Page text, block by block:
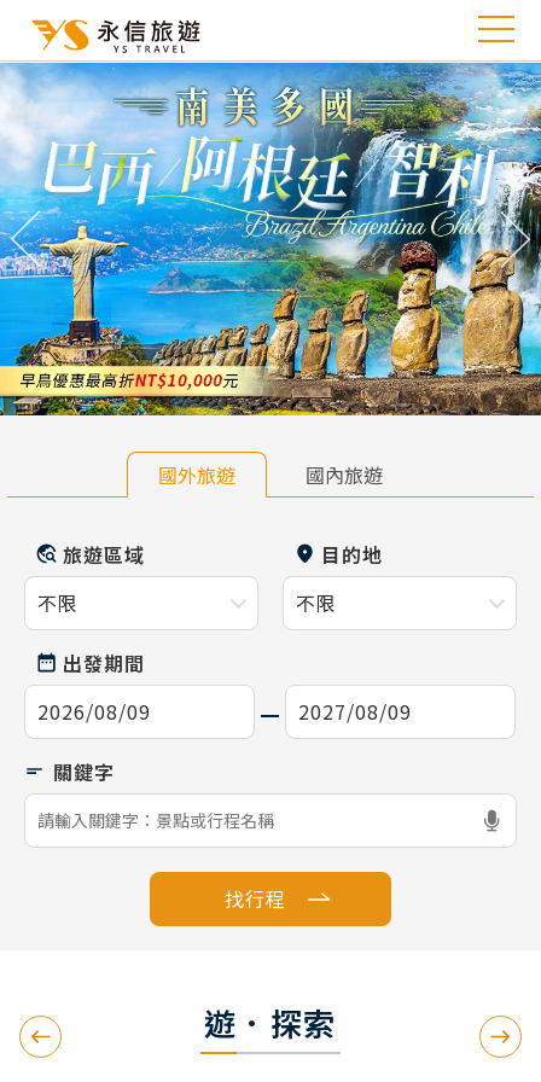
往前 往
國外旅遊 國內旅遊
旅遊區域 目的地
出發期間
找行程
遊．探索